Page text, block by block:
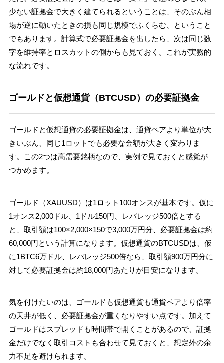
少ない証拠金で大きく建てられるということは、そのぶん相
場が逆に動いたときの損も同じ規模でふくらむ、ということ
でもあります。計算式で必要証拠金を出したら、次は同じ数
字を維持率とロスカットの側からも見ておく。これが実務的
な流れです。
ゴールドと仮想通貨（BTCUSD）の必要証拠金
ゴールドと仮想通貨の必要証拠金は、通貨ペアより単位が大
きいぶん、同じ1ロットでも必要な金額が大きく変わりま
す。この2つは高需要銘柄なので、実例で見ておくと感覚が
つかめます。
ゴールド（XAUUSD）は1ロット100オンスが基本です。仮に
1オンス2,000ドル、1ドル150円、レバレッジ500倍とする
と、取引額は100×2,000×150で3,000万円分、必要証拠金は約
60,000円という計算になります。仮想通貨のBTCUSDは、仮
に1BTC6万ドル、レバレッジ500倍なら、取引額900万円分に
対して必要証拠金は約18,000円あたりが目安になります。
気を付けたいのは、ゴールドも仮想通貨も通貨ペアより倍率
の天井が低く、必要証拠金が重くなりやすい点です。加えて
ゴールドはスプレッドも時間帯で開くことがあるので、証拠
金だけでなく取引コストも合わせて見ておくと、想定外の余
力不足を避けられます。